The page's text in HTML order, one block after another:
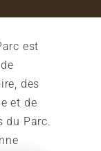
est
des
et de
du Parc.